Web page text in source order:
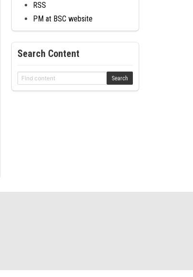
RSS
PM at BSC website
Search Content
Search